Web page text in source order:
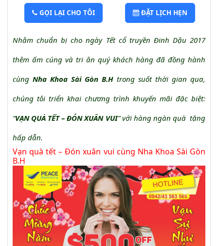
GỌI LẠI CHO TÔI ĐẶT LỊCH HẸN
Nhằm chuẩn bị cho ngày Tết cổ truyền Đinh Dậu 2017
thêm ấm cúng và tri ân quý khách hàng đã đồng hành
cùng Nha Khoa Sài Gòn B.H trong suốt thời gian qua,
chúng tôi triển khai chương trình khuyến mãi đặc biệt:
“VẠN QUÀ TẾT – ĐÓN XUÂN VUI” với hàng ngàn quà tặng
hấp dẫn.
Vạn quà tết – Đón xuân vui cùng Nha Khoa Sài Gòn
B.H